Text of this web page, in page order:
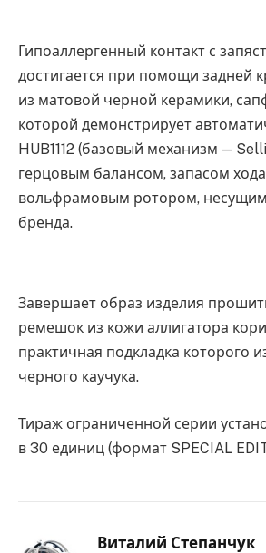
Гипоаллергенный контакт с
достигается при помощи задней
из матовой черной керамики,
которой демонстрирует
HUB1112 (базовый механизм —
герцовым балансом, запасом
вольфрамовым ротором,
бренда.
Завершает образ изделия
ремешок из кожи аллигатора
практичная подкладка которого
черного каучука.
Тираж ограниченной серии
в 30 единиц (формат SPECIAL
Виталий Степанчук